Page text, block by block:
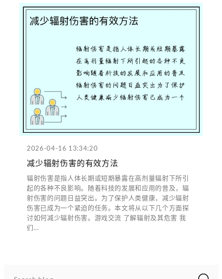
2026-04-16 13:34:20
减少辐射伤害的有效方法
辐射伤害是指人体长期或短期暴露在高剂量辐射下所引
起的各种不良影响。随着科技的发展和应用的普及，辐
射伤害的问题日益突出。为了保护人类健康，减少辐射
伤害已成为一个紧迫的任务。本文将从以下几个方面探
讨如何减少辐射伤害。游戏交流 了解辐射及其危害 我
们...